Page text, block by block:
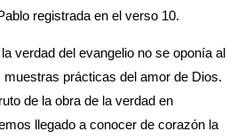
registrada en el verso 10.
verdad del evangelio no se oponía al
prácticas del amor de Dios.
de la obra de la verdad en
llegado a conocer de corazón la